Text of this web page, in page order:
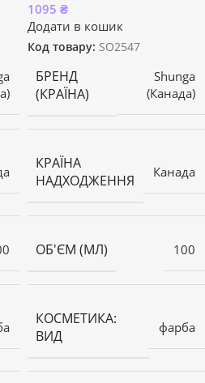
1095 ₴
Додати в кошик
Код товару: SO2547
БРЕНД
(КРАЇНА)
Shunga
(Канада)
КРАЇНА
НАДХОДЖЕННЯ
Канада
ОБ'ЄМ (МЛ) 100
КОСМЕТИКА:
ВИД
фарба